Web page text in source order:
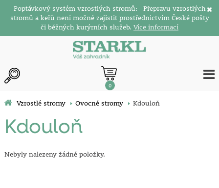
Poptávkový systém vzrostlých stromů: Přepravu vzrostlých
stromů a keřů není možné zajistit prostřednictvím České pošty
či běžných kurýrních služeb. Více informací
0
Vzrostlé stromy Ovocné stromy Kdouloň
Kdouloň
Nebyly nalezeny žádné položky.